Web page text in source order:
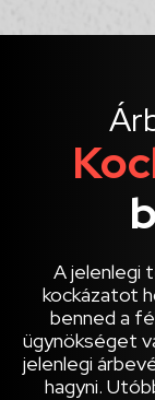
A jelenlegi
kockázatot
benned a
ügynökséget
jelenlegi
hagyni.